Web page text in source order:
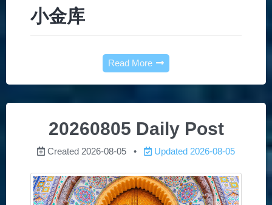
小金库
Read More
20260805 Daily Post
Created 2026-08-05 Updated 2026-08-05